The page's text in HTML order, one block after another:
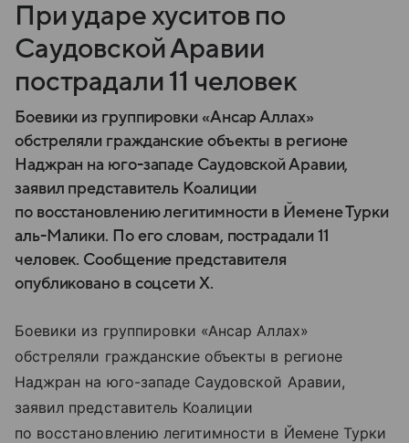
При ударе хуситов по
Саудовской Аравии
пострадали 11 человек
Боевики из группировки «Ансар Аллах»
обстреляли гражданские объекты в регионе
Наджран на юго-западе Саудовской Аравии,
заявил представитель Коалиции
по восстановлению легитимности в Йемене Турки
аль-Малики. По его словам, пострадали 11
человек. Сообщение представителя
опубликовано в соцсети X.
Боевики из группировки «Ансар Аллах»
обстреляли гражданские объекты в регионе
Наджран на юго-западе Саудовской Аравии,
заявил представитель Коалиции
по восстановлению легитимности в Йемене Турки